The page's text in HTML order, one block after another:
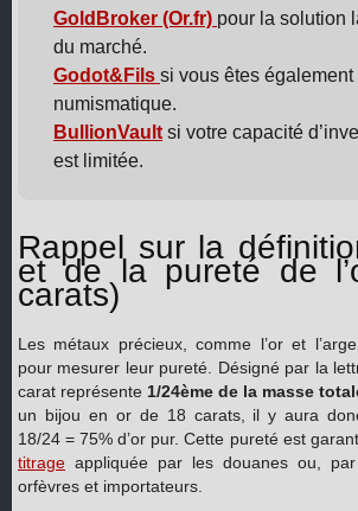
GoldBroker (Or.fr) pour la solution
du marché.
Godot&Fils si vous êtes
numismatique.
BullionVault si votre capacité
est limitée.
Rappel sur la
et de la pureté de
carats)
Les métaux précieux, comme l’or et
pour mesurer leur pureté. Désigné par la
carat représente 1/24ème de la masse
un bijou en or de 18 carats, il y aura
18/24 = 75% d’or pur. Cette pureté est
titrage appliquée par les douanes ou,
orfèvres et importateurs.